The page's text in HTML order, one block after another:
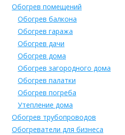
Обогрев помещений
Обогрев балкона
Обогрев гаража
Обогрев дачи
Обогрев дома
Обогрев загородного дома
Обогрев палатки
Обогрев погреба
Утепление дома
Обогрев трубопроводов
Обогреватели для бизнеса